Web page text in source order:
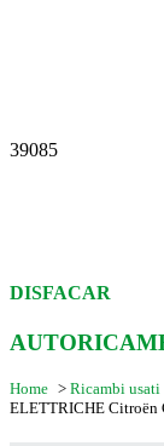
39085
DISFACAR
Home > Ricambi usati
ELETTRICHE Citroën